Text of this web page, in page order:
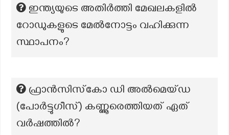
ഇന്ത്യയുടെ അതിർത്തി മേഖലകളിൽ
റോഡുകളുടെ മേൽനോട്ടം വഹിക്കുന്ന
സ്ഥാപനം?
ഫ്രാൻസിസ്‌കോ ഡി അൽമെയ്ഡ
(പോർട്ടുഗീസ്) കണ്ണൂരെത്തിയത് ഏത്
വർഷത്തിൽ?